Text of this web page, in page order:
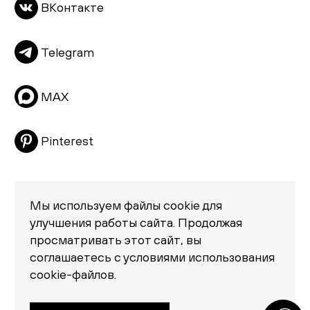
Пуфы и банкетки
Подушки
Матрасы
Распродажа
ВКонтакте
Telegram
MAX
Pinterest
Политика конфиденциальности
© 2026 «Creatica»
проезд Новодевичий, дом 2, помещение 2/1
Москва, Москва 119435
Мы используем файлы cookie для
улучшения работы сайта. Продолжая
просматривать этот сайт, вы
соглашаетесь с условиями использования
cookie-файлов.